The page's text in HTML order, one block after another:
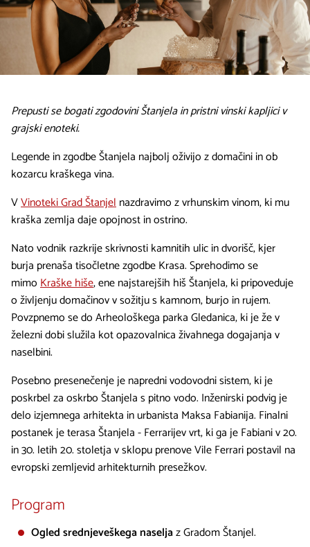
Prepusti se bogati zgodovini Štanjela in pristni vinski kapljici v
grajski enoteki.
Legende in zgodbe Štanjela najbolj oživijo z domačini in ob
kozarcu kraškega vina.
VVinoteki Grad Štanjelnazdravimo z vrhunskim vinom, ki mu
kraška zemlja daje opojnost in ostrino.
Nato vodnik razkrije skrivnosti kamnitih ulic in dvorišč, kjer
burja prenaša tisočletne zgodbe Krasa. Sprehodimo se
mimoKraške hiše, ene najstarejših hiš Štanjela, ki pripoveduje
o življenju domačinov v sožitju s kamnom, burjo in rujem.
Povzpnemo se do Arheološkega parka Gledanica, ki je že v
železni dobi služila kot opazovalnica živahnega dogajanja v
naselbini.
Posebno presenečenje je napredni vodovodni sistem, ki je
poskrbel za oskrbo Štanjela s pitno vodo. Inženirski podvig je
delo izjemnega arhitekta in urbanista Maksa Fabianija. Finalni
postanek je terasa Štanjela - Ferrarijev vrt, ki ga je Fabiani v 20.
in 30. letih 20. stoletja v sklopu prenove Vile Ferrari postavil na
evropski zemljevid arhitekturnih presežkov.
Program
Ogled srednjeveškega naseljaz Gradom Štanjel.